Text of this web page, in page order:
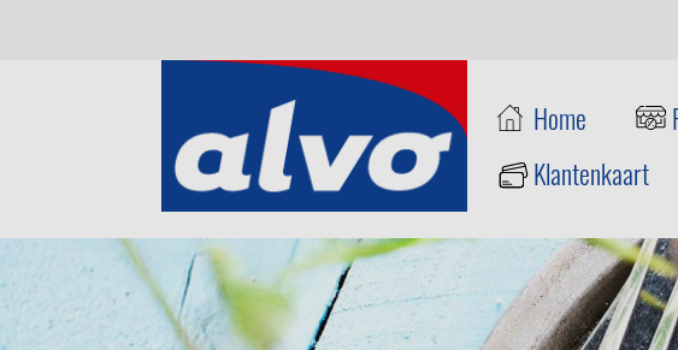
Home
Klantenkaart